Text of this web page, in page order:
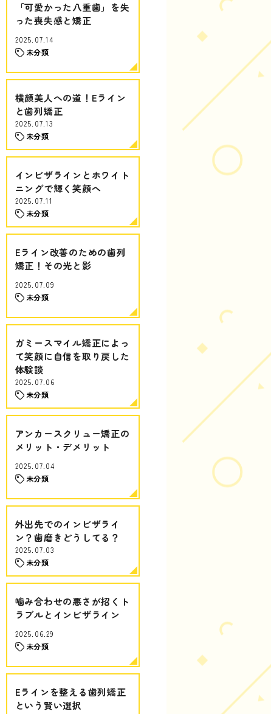
「可愛かった八重歯」を失
った喪失感と矯正
2025.07.14
未分類
横顔美人への道！Eライン
と歯列矯正
2025.07.13
未分類
インビザラインとホワイト
ニングで輝く笑顔へ
2025.07.11
未分類
Eライン改善のための歯列
矯正！その光と影
2025.07.09
未分類
ガミースマイル矯正によっ
て笑顔に自信を取り戻した
体験談
2025.07.06
未分類
アンカースクリュー矯正の
メリット・デメリット
2025.07.04
未分類
外出先でのインビザライ
ン？歯磨きどうしてる？
2025.07.03
未分類
噛み合わせの悪さが招くト
ラブルとインビザライン
2025.06.29
未分類
Eラインを整える歯列矯正
という賢い選択